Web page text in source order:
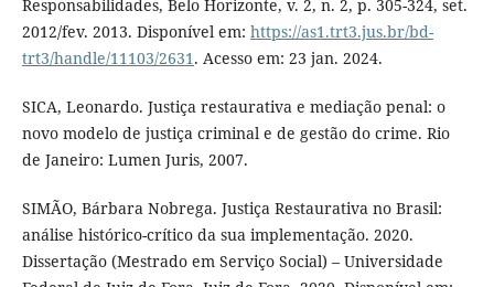
Responsabilidades, Belo Horizonte, v. 2, n. 2, p. 305-324, set.
2012/fev. 2013. Disponível em: https://as1.trt3.jus.br/bd-
trt3/handle/11103/2631. Acesso em: 23 jan. 2024.
SICA, Leonardo. Justiça restaurativa e mediação penal: o
novo modelo de justiça criminal e de gestão do crime. Rio
de Janeiro: Lumen Juris, 2007.
SIMÃO, Bárbara Nobrega. Justiça Restaurativa no Brasil:
análise histórico-crítico da sua implementação. 2020.
Dissertação (Mestrado em Serviço Social) – Universidade